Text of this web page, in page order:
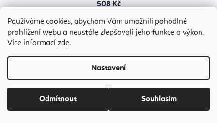
Používáme cookies, abychom Vám umožnili pohodlné
prohlížení webu a neustále zlepšovali jeho funkce a výkon.
Více informací zde.
Nastavení
Odmítnout Souhlasím
508 Kč
Černá Fialová